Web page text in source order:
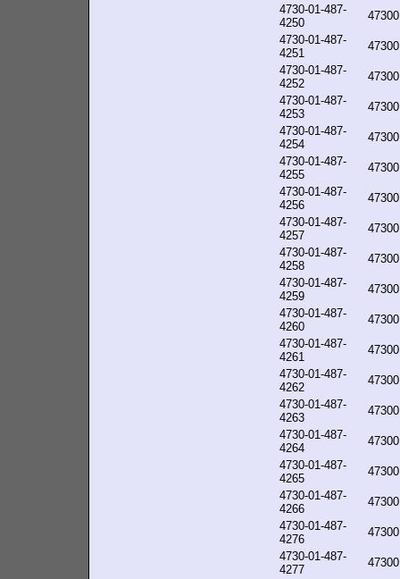
4730-01-487-
4250
4730-01-487-
4251
4730-01-487-
4252
4730-01-487-
4253
4730-01-487-
4254
4730-01-487-
4255
4730-01-487-
4256
4730-01-487-
4257
4730-01-487-
4258
4730-01-487-
4259
4730-01-487-
4260
4730-01-487-
4261
4730-01-487-
4262
4730-01-487-
4263
4730-01-487-
4264
4730-01-487-
4265
4730-01-487-
4266
4730-01-487-
4276
4730-01-487-
4277